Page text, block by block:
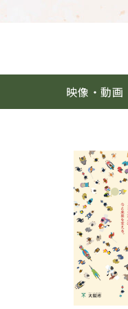
映像・動画